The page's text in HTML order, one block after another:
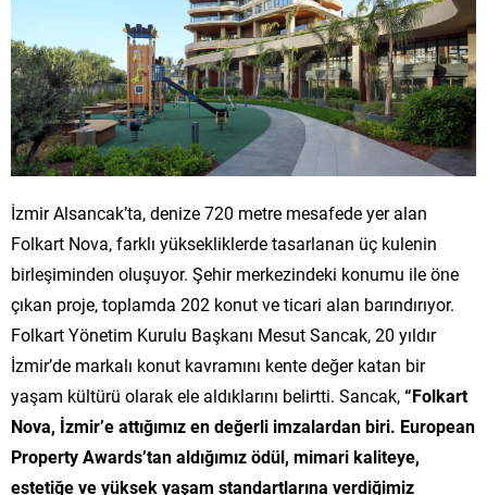
İzmir Alsancak’ta, denize 720 metre mesafede yer alan
Folkart Nova, farklı yüksekliklerde tasarlanan üç kulenin
birleşiminden oluşuyor. Şehir merkezindeki konumu ile öne
çıkan proje, toplamda 202 konut ve ticari alan barındırıyor.
Folkart Yönetim Kurulu Başkanı Mesut Sancak, 20 yıldır
İzmir’de markalı konut kavramını kente değer katan bir
yaşam kültürü olarak ele aldıklarını belirtti. Sancak,“Folkart
Nova, İzmir’e attığımız en değerli imzalardan biri. European
Property Awards’tan aldığımız ödül, mimari kaliteye,
estetiğe ve yüksek yaşam standartlarına verdiğimiz